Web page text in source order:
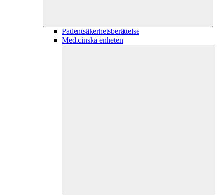
Patientsäkerhetsberättelse
Medicinska enheten